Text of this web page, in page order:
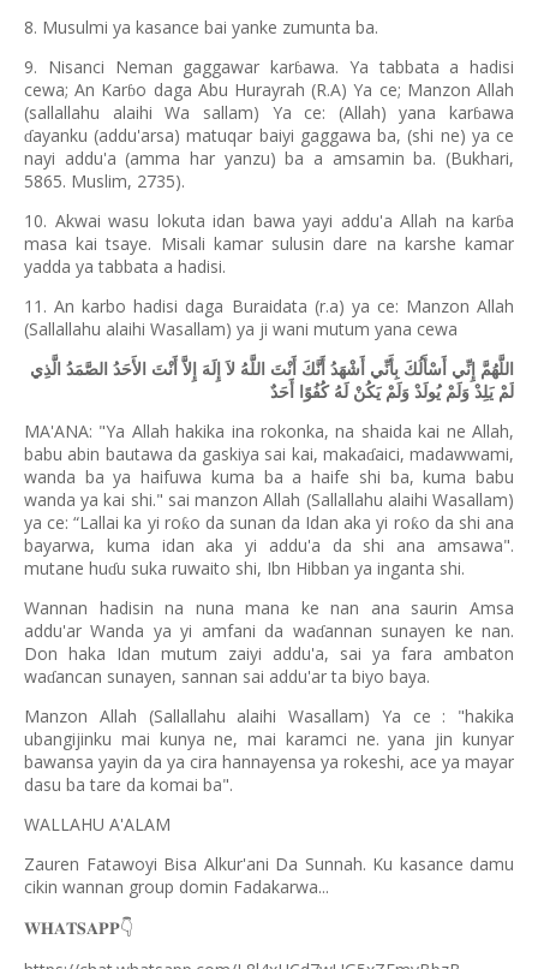
8. Musulmi ya kasance bai yanke zumunta ba.
9. Nisanci Neman gaggawar karɓawa. Ya tabbata a hadisi
cewa; An Karɓo daga Abu Hurayrah (R.A) Ya ce; Manzon Allah
(sallallahu alaihi Wa sallam) Ya ce: (Allah) yana karɓawa
ɗayanku (addu'arsa) matuqar baiyi gaggawa ba, (shi ne) ya ce
nayi addu'a (amma har yanzu) ba a amsamin ba. (Bukhari,
5865. Muslim, 2735).
10. Akwai wasu lokuta idan bawa yayi addu'a Allah na karɓa
masa kai tsaye. Misali kamar sulusin dare na karshe kamar
yadda ya tabbata a hadisi.
11. An karbo hadisi daga Buraidata (r.a) ya ce: Manzon Allah
(Sallallahu alaihi Wasallam) ya ji wani mutum yana cewa
اللَّهُمَّ إِنِّي أَسْأَلُكَ بِأَنِّي أَشْهَدُ أَنَّكَ أَنْتَ اللَّهُ لاَ إِلَهَ إِلاَّ أَنْتَ الأَحَدُ الصَّمَدُ الَّذِي
لَمْ يَلِدْ وَلَمْ يُولَدْ وَلَمْ يَكُنْ لَهُ كُفُوًا أَحَدٌ
MA'ANA: "Ya Allah hakika ina rokonka, na shaida kai ne Allah,
babu abin bautawa da gaskiya sai kai, makaɗaici, madawwami,
wanda ba ya haifuwa kuma ba a haife shi ba, kuma babu
wanda ya kai shi." sai manzon Allah (Sallallahu alaihi Wasallam)
ya ce: “Lallai ka yi roƙo da sunan da Idan aka yi roƙo da shi ana
bayarwa, kuma idan aka yi addu'a da shi ana amsawa".
mutane huɗu suka ruwaito shi, Ibn Hibban ya inganta shi.
Wannan hadisin na nuna mana ke nan ana saurin Amsa
addu'ar Wanda ya yi amfani da waɗannan sunayen ke nan.
Don haka Idan mutum zaiyi addu'a, sai ya fara ambaton
waɗancan sunayen, sannan sai addu'ar ta biyo baya.
Manzon Allah (Sallallahu alaihi Wasallam) Ya ce : "hakika
ubangijinku mai kunya ne, mai karamci ne. yana jin kunyar
bawansa yayin da ya cira hannayensa ya rokeshi, ace ya mayar
dasu ba tare da komai ba".
WALLAHU A'ALAM
Zauren Fatawoyi Bisa Alkur'ani Da Sunnah. Ku kasance damu
cikin wannan group domin Fadakarwa...
𝐖𝐇𝐀𝐓𝐒𝐀𝐏𝐏👇